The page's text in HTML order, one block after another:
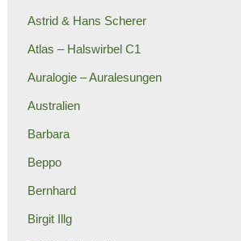
Astrid & Hans Scherer
Atlas – Halswirbel C1
Auralogie – Auralesungen
Australien
Barbara
Beppo
Bernhard
Birgit Illg